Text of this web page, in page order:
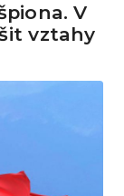
V
vztahy